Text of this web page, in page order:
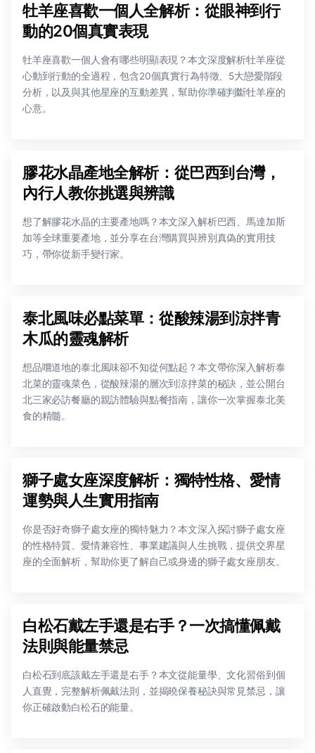
牡羊座喜歡一個人全解析：從眼神到行
動的20個真實表現
牡羊座喜歡一個人會有哪些明顯表現？本文深度解析牡羊座從
心動到行動的全過程，包含20個真實行為特徵、5大戀愛階段
分析，以及與其他星座的互動差異，幫助你準確判斷牡羊座的
心意。
膠花水晶產地全解析：從巴西到台灣，
內行人教你挑選與辨識
想了解膠花水晶的主要產地嗎？本文深入解析巴西、馬達加斯
加等全球重要產地，並分享在台灣購買與辨別真偽的實用技
巧，帶你從新手變行家。
泰北風味必點菜單：從酸辣湯到涼拌青
木瓜的靈魂解析
想品嚐道地的泰北風味卻不知從何點起？本文帶你深入解析泰
北菜的靈魂菜色，從酸辣湯的層次到涼拌菜的秘訣，並公開台
北三家必訪餐廳的親訪體驗與點餐指南，讓你一次掌握泰北美
食的精髓。
獅子處女座深度解析：獨特性格、愛情
運勢與人生實用指南
你是否好奇獅子處女座的獨特魅力？本文深入探討獅子處女座
的性格特質、愛情兼容性、事業建議與人生挑戰，提供交界星
座的全面解析，幫助你更了解自己或身邊的獅子處女座朋友。
白松石戴左手還是右手？一次搞懂佩戴
法則與能量禁忌
白松石到底該戴左手還是右手？本文從能量學、文化習俗到個
人直覺，完整解析佩戴法則，並揭曉保養秘訣與常見禁忌，讓
你正確啟動白松石的能量。